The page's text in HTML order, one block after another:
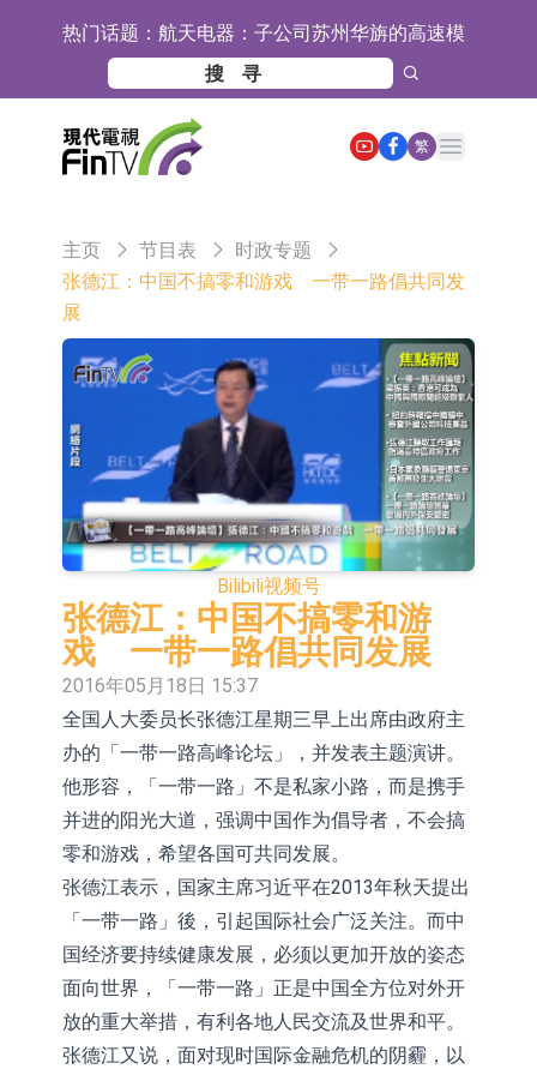
热门话题： 航天电器：子公司苏州华旃的高速模
组及液冷互连产品处于小批量供货阶
段
日韩股市双双收涨
【异动股】分立器件板块下挫，锴威
特(688693.CN)跌11.69%
【异动股】鸡肉概念板块拉升，益生
【异动股】港股涨幅榜前十，易居企
控股(09993.HK)涨+45.60%
【异动股】鸡肉概念板块拉升，益生
股份(002458.CN)涨10.02%
【异动股】CRO板块拉升，药康生物
(688046.CN)涨19.99%
【异动股】诊断服务板块拉升，贝瑞
基因(000710.CN)涨10.02%
“X-Day”西丽湖路演社清华校友电子信
息专场成功举办
【异动股】港股跌幅榜前十，赛迪顾
问(02176.HK)跌36.75%，佳明集团控
股(01271.HK)跌30.56%
【异动股】港股涨幅榜前十，辰兴发
展(02286.HK)涨+54.76%，金马能源
(06885.HK)涨+44.17%
国泰君安国际(01788.HK)复牌
民富国际(08511.HK)复牌
浙江证监局对财通证券股份有限公司
采取出具警示函措施
山金国际：港股上市工作正常推进中
【异动股】港股跌幅榜前十，九福来
(08611.HK)跌21.43%，天瑞汽车内饰
(06162.HK)跌18.44%
千方科技：已形成车路云协同的L4级
商用车技术体系 并进入小规模商用示
范阶段
京东物流与迅销集团达成战略合作 共
建全球物流供应链网络
繁
Open main menu
主页 节目表
时政专题
张德江：中国不搞零和游戏 一带一路倡共同发
展
Bilibili视频号
张德江：中国不搞零和游
戏 一带一路倡共同发展
2016年05月18日 15:37
全国人大委员长张德江星期三早上出席由政府主
办的「一带一路高峰论坛」，并发表主题演讲。
他形容，「一带一路」不是私家小路，而是携手
并进的阳光大道，强调中国作为倡导者，不会搞
零和游戏，希望各国可共同发展。
张德江表示，国家主席习近平在2013年秋天提出
「一带一路」後，引起国际社会广泛关注。而中
国经济要持续健康发展，必须以更加开放的姿态
面向世界，「一带一路」正是中国全方位对外开
放的重大举措，有利各地人民交流及世界和平。
张德江又说，面对现时国际金融危机的阴霾，以